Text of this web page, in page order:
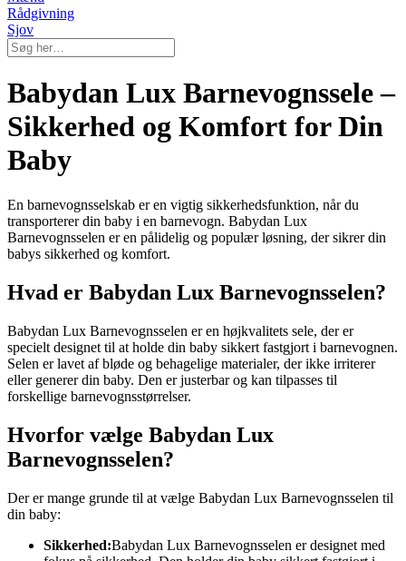
Rådgivning
Sjov
Babydan Lux Barnevognssele –
Sikkerhed og Komfort for Din
Baby
En barnevognsselskab er en vigtig sikkerhedsfunktion, når du
transporterer din baby i en barnevogn. Babydan Lux
Barnevognsselen er en pålidelig og populær løsning, der sikrer din
babys sikkerhed og komfort.
Hvad er Babydan Lux Barnevognsselen?
Babydan Lux Barnevognsselen er en højkvalitets sele, der er
specielt designet til at holde din baby sikkert fastgjort i barnevognen.
Selen er lavet af bløde og behagelige materialer, der ikke irriterer
eller generer din baby. Den er justerbar og kan tilpasses til
forskellige barnevognsstørrelser.
Hvorfor vælge Babydan Lux
Barnevognsselen?
Der er mange grunde til at vælge Babydan Lux Barnevognsselen til
din baby:
Sikkerhed:Babydan Lux Barnevognsselen er designet med